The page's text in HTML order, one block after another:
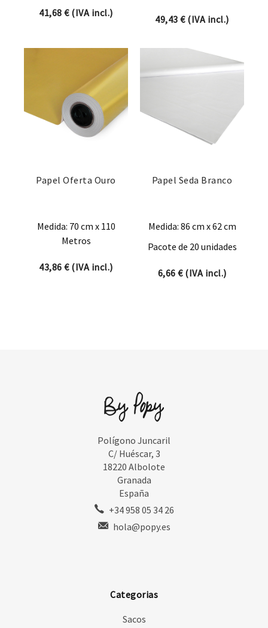
41,68€(IVA incl.)
49,43€(IVA incl.)
Papel Oferta Ouro
Medida: 70 cm x 110
Metros
43,86€(IVA incl.)
Papel Seda Branco
Medida: 86 cm x 62 cm
Pacote de 20 unidades
6,66 €(IVA incl.)
Polígono Juncaril
C/ Huéscar, 3
18220 Albolote
Granada
España
+34 958 05 34 26
hola@popy.es
Categorias
Sacos